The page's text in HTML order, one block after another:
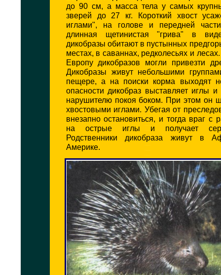
до 90 см, а масса тела у самых
зверей до 27 кг. Короткий хвост
иглами", на голове и передней
длинная щетинистая "грива" в
дикобразы обитают в пустынных
местах, в саваннах, редколесьях и
Европу дикобразов могли привезти
Дикобразы живут небольшими
пещере, а на поиски корма выходят
опасности дикобраз выставляет иглы и
нарушителю покоя боком. При этом он
хвостовыми иглами. Убегая от
внезапно остановиться, и тогда враг с
на острые иглы и получает
Родственники дикобраза живут в
Америке.